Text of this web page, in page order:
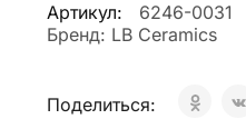
Артикул:
6246-0031
Бренд: LB Ceramics
Поделиться: